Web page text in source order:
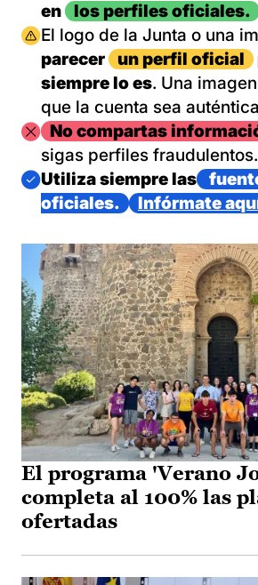
en
los perfiles oficiales.
Imagen
El logo de la Junta o una
parecer
un perfil oficial
siempre lo es. Una
que la cuenta sea
ImagenNo compartas
sigas perfiles fraudulentos.
Imagen
Utiliza siempre las
oficiales.
Infórmate
El programa 'Verano
completa al 100% las
ofertadas